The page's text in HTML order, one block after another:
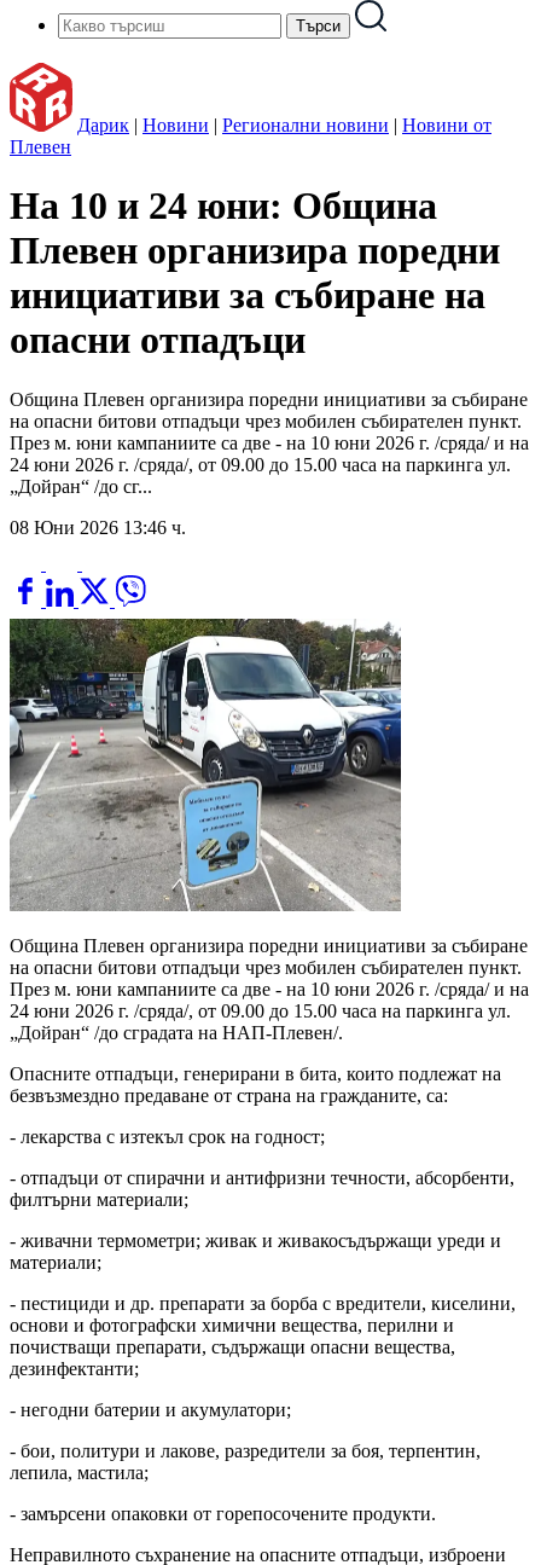
Дарик | Новини | Регионални новини | Новини от
Плевен
На 10 и 24 юни: Община
Плевен организира поредни
инициативи за събиране на
опасни отпадъци
Община Плевен организира поредни инициативи за събиране
на опасни битови отпадъци чрез мобилен събирателен пункт.
През м. юни кампаниите са две - на 10 юни 2026 г. /сряда/ и на
24 юни 2026 г. /сряда/, от 09.00 до 15.00 часа на паркинга ул.
„Дойран“ /до сг...
08 Юни 2026 13:46 ч.
Община Плевен организира поредни инициативи за събиране
на опасни битови отпадъци чрез мобилен събирателен пункт.
През м. юни кампаниите са две - на 10 юни 2026 г. /сряда/ и на
24 юни 2026 г. /сряда/, от 09.00 до 15.00 часа на паркинга ул.
„Дойран“ /до сградата на НАП-Плевен/.
Опасните отпадъци, генерирани в бита, които подлежат на
безвъзмездно предаване от страна на гражданите, са:
- лекарства с изтекъл срок на годност;
- отпадъци от спирачни и антифризни течности, абсорбенти,
филтърни материали;
- живачни термометри; живак и живакосъдържащи уреди и
материали;
- пестициди и др. препарати за борба с вредители, киселини,
основи и фотографски химични вещества, перилни и
почистващи препарати, съдържащи опасни вещества,
дезинфектанти;
- негодни батерии и акумулатори;
- бои, политури и лакове, разредители за боя, терпентин,
лепила, мастила;
- замърсени опаковки от горепосочените продукти.
Неправилното съхранение на опасните отпадъци, изброени